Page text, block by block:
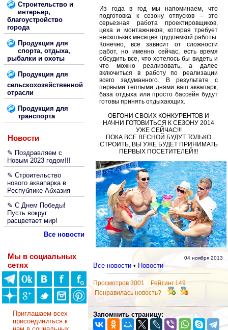
Строительство и
интерьер,
благоустройство
города
Продукция для
спорта, отдыха,
рыбалки и охоты
Продукция для
сельскохозяйственной
отрасли
Продукция для
транспорта
Новости
✎ Поздравляем с
Новым 2023 годом!!!
✎ Строительство
нового аквапарка в
Республике Абхазия
✎ С Днем Победы!
Пусть вокруг
расцветает мир!
Все новости
Мы в социальных
сетях
Приглашаем всех
присоединиться к
Из года в год мы напоминаем, что
подготовка к сезону отпусков – это
серьезная работа проектировщиков,
цеха и монтажников, которая требует
нескольких месяцев трудоемкой работы.
Конечно, все зависит от сложности
работ, но именно сейчас, есть время
обсудить все, что хотелось бы видеть и
что можно реализовать, а далее
включиться в работу по реализации
всего задуманного. В результате с
первыми теплыми днями ваш аквапарк,
база отдыха или просто бассейн будут
готовы принять отдыхающих.
ОБГОНИ СВОИХ КОНКУРЕНТОВ И
НАЧНИ ГОТОВИТЬСЯ К СЕЗОНУ 2014
УЖЕ СЕЙЧАС!!!
ПОКА ВСЕ ВЕСНОЙ БУДУТ ТОЛЬКО
СТРОИТЬ, ВЫ УЖЕ БУДЕТ ПРИНИМАТЬ
ПЕРВЫХ ПОСЕТИТЕЛЕЙ!!!
04 ноября 2013
Все новости• Новости
Просмотров 3001 Рейтинг 149
Понравилась новость?
Запомнить страницу: